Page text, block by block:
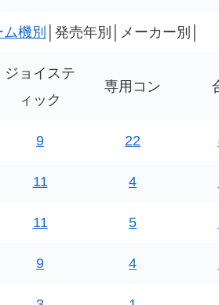
機別 │発売年別│メーカー別│
ジョイステ
ィック
専用コン
9 22
11 4
11 5
9 4